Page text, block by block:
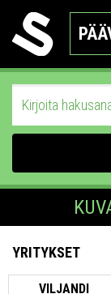
YRITYKSET